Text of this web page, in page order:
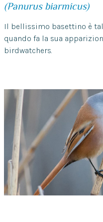
(Panurus biarmicus)
Il bellissimo basettino è
quando fa la sua
birdwatchers.